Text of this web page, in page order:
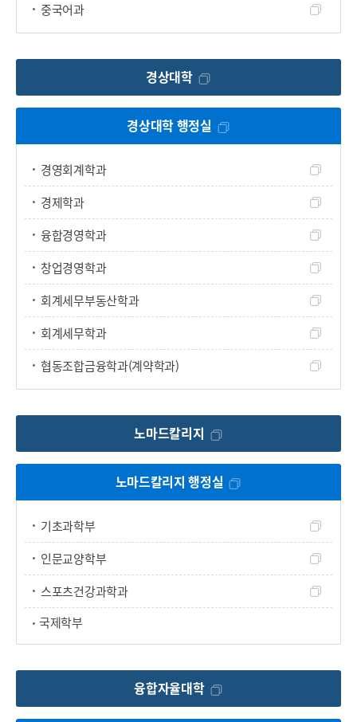
중국어과
경상대학
경상대학 행정실
경영회계학과
경제학과
융합경영학과
창업경영학과
회계세무부동산학과
회계세무학과
협동조합금융학과(계약학과)
노마드칼리지
노마드칼리지 행정실
기초과학부
인문교양학부
스포츠건강과학과
국제학부
융합자율대학